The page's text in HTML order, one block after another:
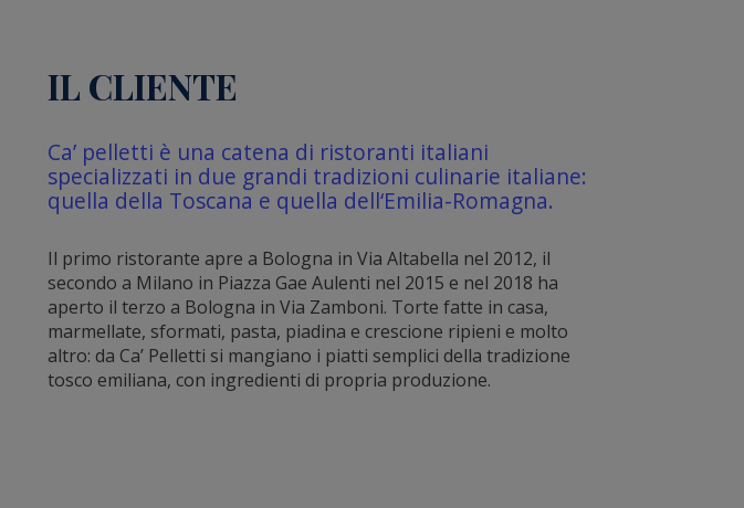
IL CLIENTE
Ca’ pelletti è una catena di ristoranti italiani
specializzati in due grandi tradizioni culinarie italiane:
quella della Toscana e quella dell‘Emilia-Romagna.
Il primo ristorante apre a Bologna in Via Altabella nel 2012, il
secondo a Milano in Piazza Gae Aulenti nel 2015 e nel 2018 ha
aperto il terzo a Bologna in Via Zamboni. Torte fatte in casa,
marmellate, sformati, pasta, piadina e crescione ripieni e molto
altro: da Ca’ Pelletti si mangiano i piatti semplici della tradizione
tosco emiliana, con ingredienti di propria produzione.